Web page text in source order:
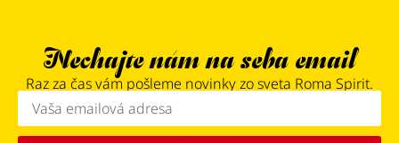
Nechajte nám na seba email
Raz za čas vám pošleme novinky zo sveta Roma Spirit.